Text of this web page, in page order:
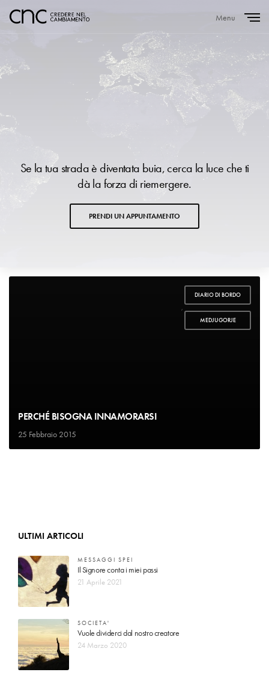
Menu
Se la tua strada è diventata buia, cerca la luce che ti
dà la forza di riemergere.
PRENDI UN APPUNTAMENTO
DIARIO DI BORDO
,
MEDJUGORJE
PERCHÉ BISOGNA INNAMORARSI
25 Febbraio 2015
ULTIMI ARTICOLI
MESSAGGI SPEI
Il Signore conta i miei passi
21 Aprile 2021
SOCIETA'
Vuole dividerci dal nostro creatore
24 Marzo 2020